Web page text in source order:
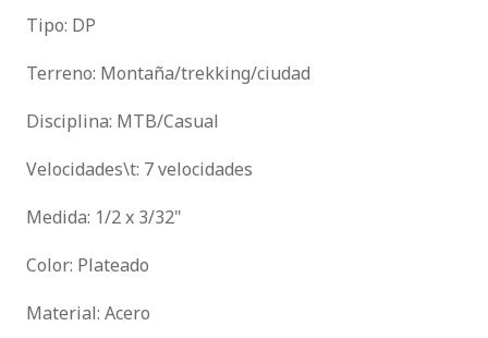
Tipo: DP
Terreno: Montaña/trekking/ciudad
Disciplina: MTB/Casual
Velocidades\t: 7 velocidades
Medida: 1/2 x 3/32"
Color: Plateado
Material: Acero